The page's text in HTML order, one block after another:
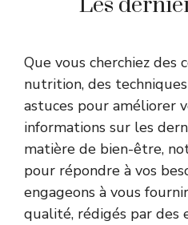
Que vous cherchiez des
nutrition, des
astuces pour améliorer
informations sur les
matière de bien-être,
pour répondre à vos
engageons à vous
qualité, rédigés par des